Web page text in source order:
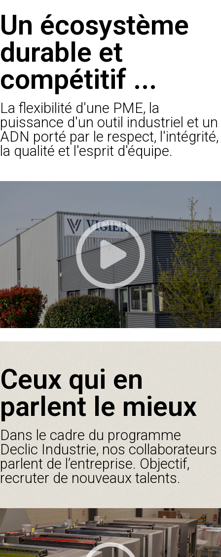
Un écosystème
durable et
compétitif ...
La flexibilité d'une PME, la
puissance d'un outil industriel et un
ADN porté par le respect, l'intégrité,
la qualité et l'esprit d'équipe.
Ceux qui en
parlent le mieux
Dans le cadre du programme
Declic Industrie, nos collaborateurs
parlent de l’entreprise. Objectif,
recruter de nouveaux talents.